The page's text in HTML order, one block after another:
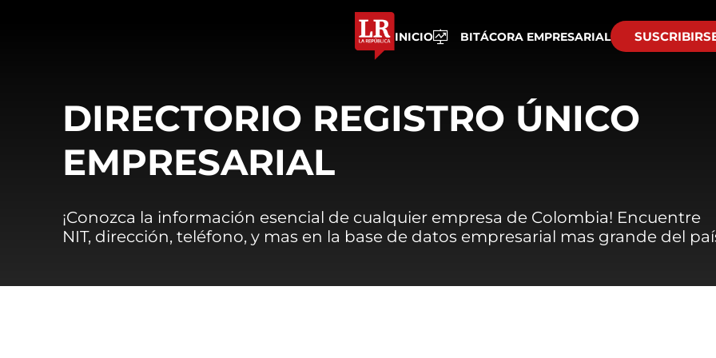
INICIO BITÁCORA EMPRESARIAL
DIRECTORIO REGISTRO ÚNICO
EMPRESARIAL
¡Conozca la información esencial de cualquier empresa de Colombia! Encuentre
NIT, dirección, teléfono, y mas en la base de datos empresarial mas grande del